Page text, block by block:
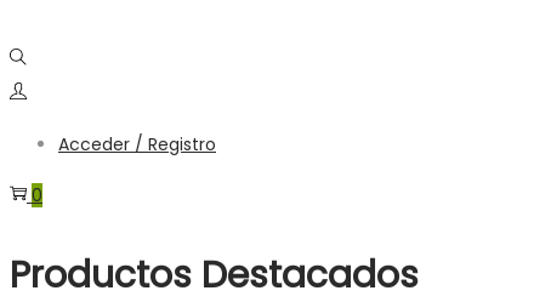
Acceder / Registro
0
Productos Destacados